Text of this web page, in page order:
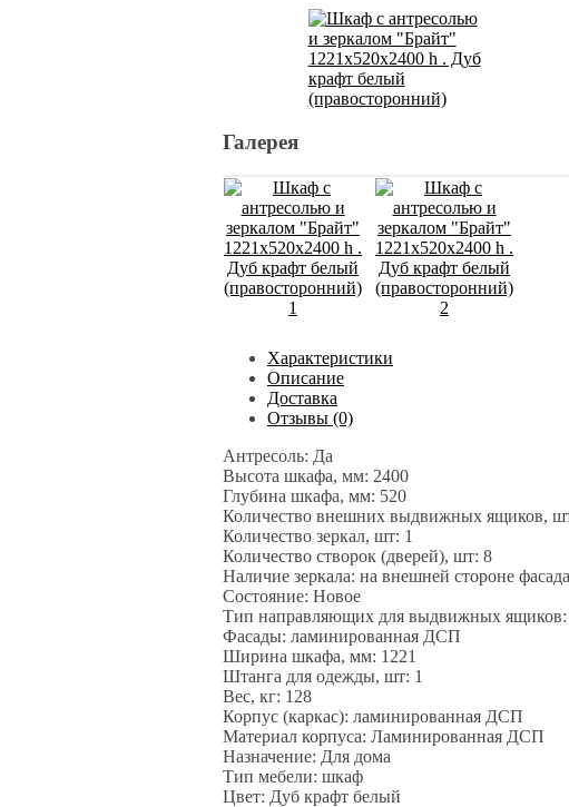
Галерея
Характеристики
Описание
Доставка
Отзывы (0)
Антресоль: Да
Высота шкафа, мм: 2400
Глубина шкафа, мм: 520
Количество внешних выдвижных ящиков,
Количество зеркал, шт: 1
Количество створок (дверей), шт: 8
Наличие зеркала: на внешней стороне фасада
Состояние: Новое
Тип направляющих для выдвижных ящиков:
Фасады: ламинированная ДСП
Ширина шкафа, мм: 1221
Штанга для одежды, шт: 1
Вес, кг: 128
Корпус (каркас): ламинированная ДСП
Материал корпуса: Ламинированная ДСП
Назначение: Для дома
Тип мебели: шкаф
Цвет: Дуб крафт белый